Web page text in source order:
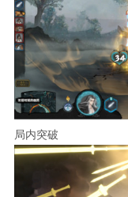
局内突破